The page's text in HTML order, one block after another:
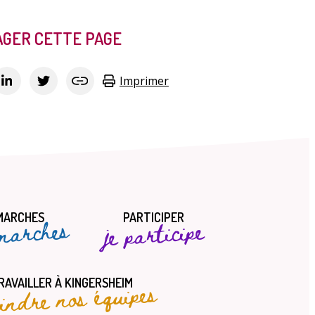
CETTE PAGE
Imprimer
PARTICIPER
je participe
À KINGERSHEIM
nos équipes